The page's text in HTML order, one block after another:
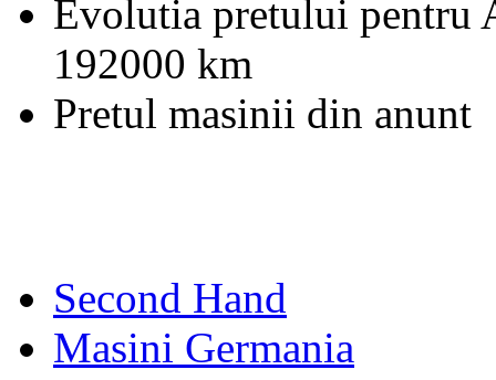
Evolutia pretului pentru
192000 km
Pretul masinii din anunt
Second Hand
Masini Germania